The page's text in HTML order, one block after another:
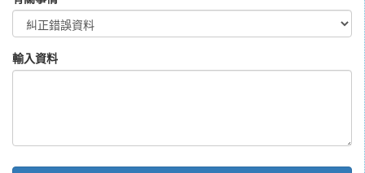
輸入資料